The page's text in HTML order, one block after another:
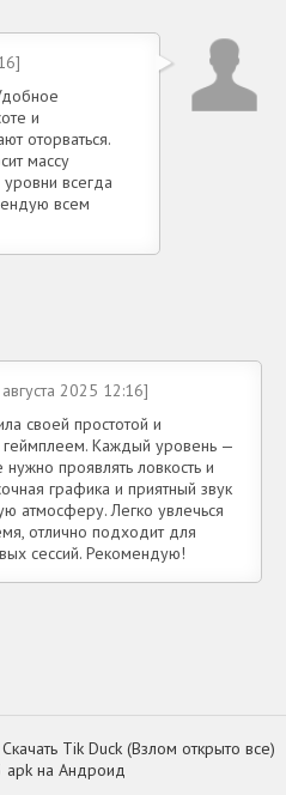
и
оторваться.
массу
всегда
всем
2025 12:16]
своей простотой и
геймплеем. Каждый уровень —
нужно проявлять ловкость и
графика и приятный звук
атмосферу. Легко увлечься
отлично подходит для
сессий. Рекомендую!
Tik Duck (Взлом открыто все)
apk на Андроид